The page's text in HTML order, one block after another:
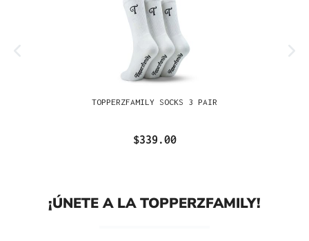
TOPPERZFAMILY SOCKS 3 PAIR
$339.00
¡ÚNETE A LA TOPPERZFAMILY!